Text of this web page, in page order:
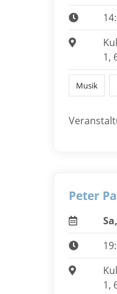
1,
Musik
Peter
1,